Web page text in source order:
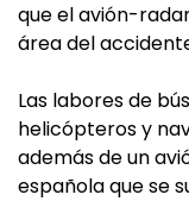
que el avión-
área del
Las labores de
helicópteros y
además de un
española que se